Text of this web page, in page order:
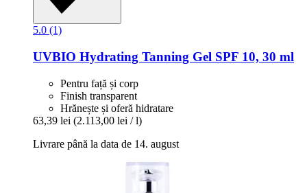
5.0 (1)
UVBIO Hydrating Tanning Gel SPF 10, 30 ml
Pentru față și corp
Finish transparent
Hrănește și oferă hidratare
63,39 lei (2.113,00 lei / l)
Livrare până la data de 14. august